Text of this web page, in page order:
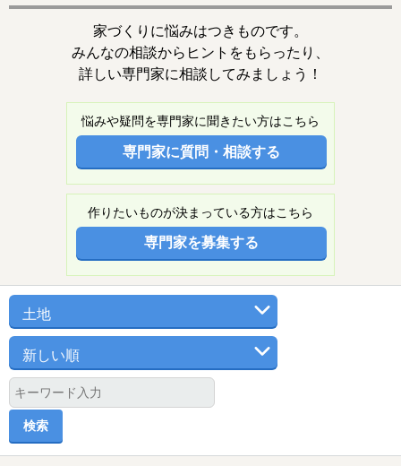
家づくりに悩みはつきものです。
みんなの相談からヒントをもらったり、
詳しい専門家に相談してみましょう！
悩みや疑問を専門家に聞きたい方はこちら
専門家に質問・相談する
作りたいものが決まっている方はこちら